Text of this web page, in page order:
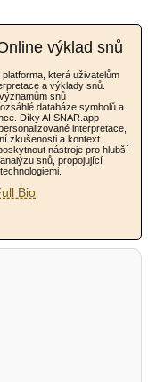
výklad snů
která uživatelům
a výklady snů.
snů
databáze symbolů a
Díky AI SNAR.app
interpretace,
zkušenosti a kontext
nástroje pro hlubší
snů, propojující
Bio